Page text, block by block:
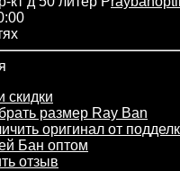
скидки
размер Ray Ban
оригинал от
Бан оптом
отзыв